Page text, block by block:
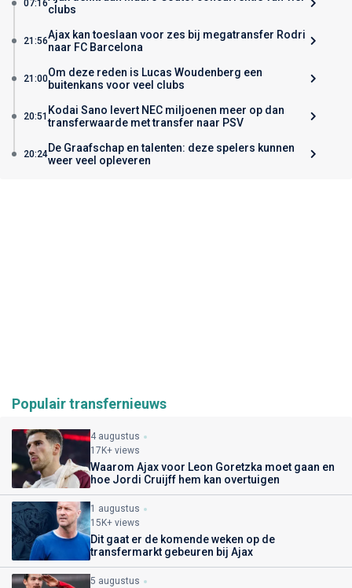
07:16clubs
21:56Ajax kan toeslaan voor zes bij megatransfer Rodri
naar FC Barcelona
21:00Om deze reden is Lucas Woudenberg een
buitenkans voor veel clubs
20:51 Kodai Sano levert NEC miljoenen meer op dan
transferwaarde met transfer naar PSV
20:24De Graafschap en talenten: deze spelers kunnen
weer veel opleveren
Populair transfernieuws
4 augustus
17K+ views
Waarom Ajax voor Leon Goretzka moet gaan en
hoe Jordi Cruijff hem kan overtuigen
1 augustus
15K+ views
Dit gaat er de komende weken op de
transfermarkt gebeuren bij Ajax
5 augustus